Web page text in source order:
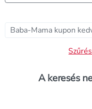
Baba-Mama kupon
A keresés